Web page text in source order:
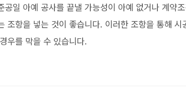
공일 아예 공사를 끝낼 가능성이 아예 없거나 계약
조항을 넣는 것이 좋습니다. 이러한 조항을 통해
우를 막을 수 있습니다.